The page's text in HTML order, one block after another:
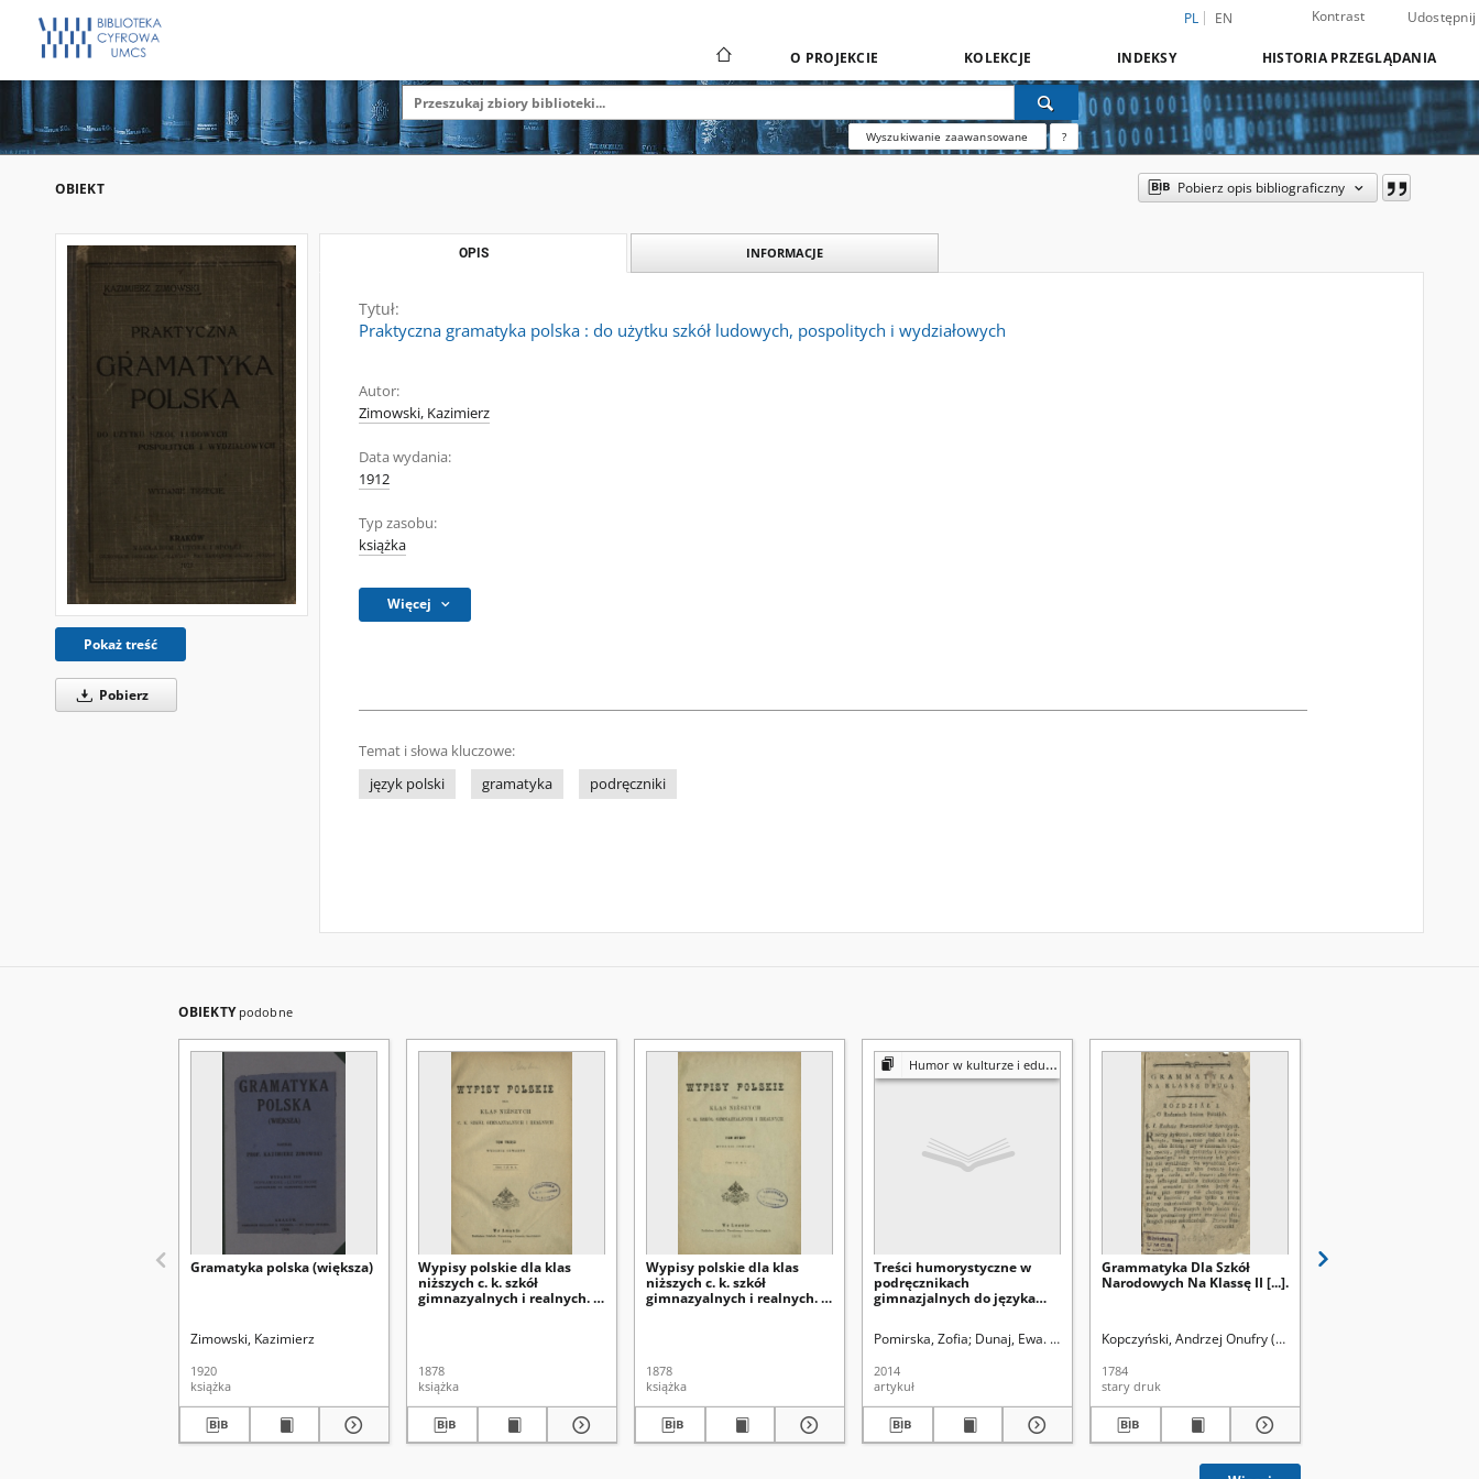
PL EN Kontrast Udostępnij
O PROJEKCIE KOLEKCJE INDEKSY HISTORIA PRZEGLĄDANIA
Wyszukiwanie zaawansowane ?
OBIEKT Pobierz opis bibliograficzny
Pokaż treść
Pobierz
OPIS INFORMACJE
Tytuł:
Praktyczna gramatyka polska : do użytku szkół ludowych, pospolitych i wydziałowych
Autor:
Zimowski, Kazimierz
Data wydania:
1912
Typ zasobu:
książka
Więcej
Temat i słowa kluczowe:
język polski
gramatyka podręczniki
OBIEKTY podobne
Gramatyka polska (większa)
Zimowski, Kazimierz
1920
książka
Wypisy polskie dla klas
niższych c. k. szkół
gimnazyalnych i realnych. T.
1878
książka
Wypisy polskie dla klas
niższych c. k. szkół
gimnazyalnych i realnych. T.
1878
książka
Humor w kulturze i edukacji
Treści humorystyczne w
podręcznikach
gimnazjalnych do języka
Pomirska, Zofia Dunaj, Ewa. Red Morawska, Iwona. Red. Latoch-Zielińska, Małgorzata. Red
2014
artykuł
Grammatyka Dla Szkół
Narodowych Na Klassę II [...].
Kopczyński, Andrzej Onufry (1735-1817)
1784
stary druk